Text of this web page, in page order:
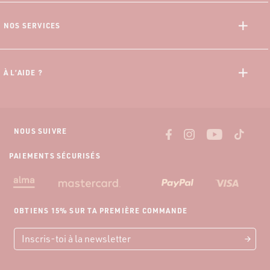
CGV
CGU Progamme Fidélité
NOS SERVICES
Paiement 3x sans frais
À L’AIDE ?
PAIEMENTS SÉCURISÉS
OBTIENS 15% SUR TA PREMIÈRE COMMANDE
NOUS SUIVRE